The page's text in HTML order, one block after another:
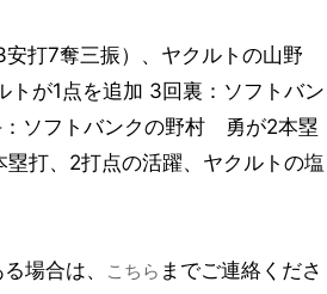
打7奪三振）、ヤクルトの山野
が1点を追加 3回裏：ソフトバン
ソフトバンクの野村 勇が2本塁
打、2打点の活躍、ヤクルトの塩
場合は、 こちら までご連絡くださ